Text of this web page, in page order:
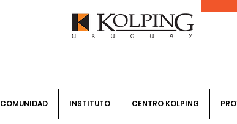
COMUNIDAD INSTITUTO CENTRO KOLPING